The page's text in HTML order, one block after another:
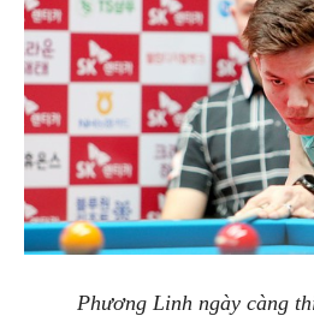
Phương Linh ngày càng